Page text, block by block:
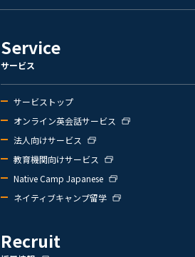
Service
サービス
サービストップ
オンライン英会話サービス
法人向けサービス
教育機関向けサービス
Native Camp Japanese
ネイティブキャンプ留学
Recruit